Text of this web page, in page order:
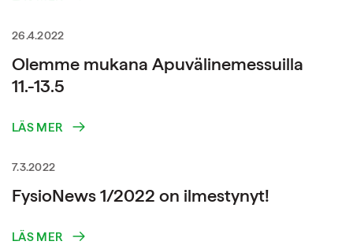
26.4.2022
Olemme mukana Apuvälinemessuilla
11.-13.5
LÄS MER
7.3.2022
FysioNews 1/2022 on ilmestynyt!
LÄS MER